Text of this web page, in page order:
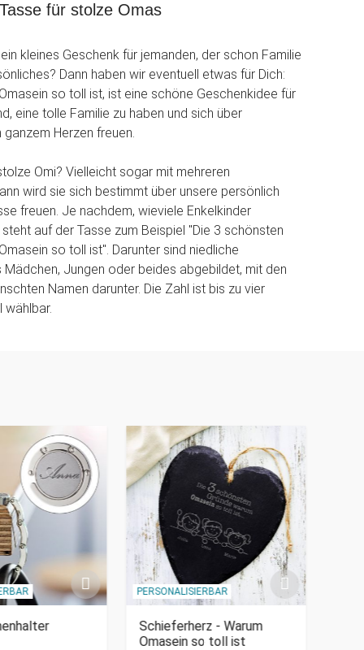
für stolze Omas
kleines Geschenk für jemanden, der schon Familie
Dann haben wir eventuell etwas für Dich:
so toll ist, ist eine schöne Geschenkidee für
eine tolle Familie zu haben und sich über
Herzen freuen.
Omi? Vielleicht sogar mit mehreren
wird sie sich bestimmt über unsere persönlich
freuen. Je nachdem, wieviele Enkelkinder
auf der Tasse zum Beispiel "Die 3 schönsten
so toll ist". Darunter sind niedliche
Mädchen, Jungen oder beides abgebildet, mit den
Namen darunter. Die Zahl ist bis zu vier
wählbar.
PERSONALISIERBAR
Schieferherz - Warum
Omasein so toll ist